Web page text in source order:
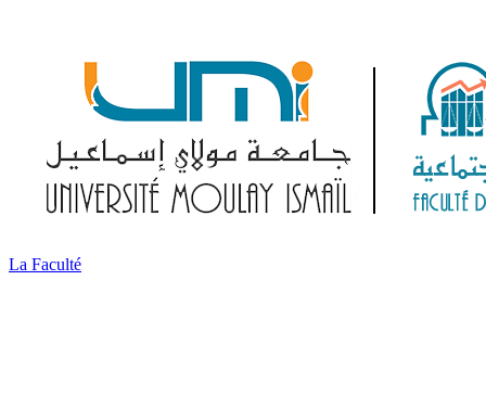
La Faculté